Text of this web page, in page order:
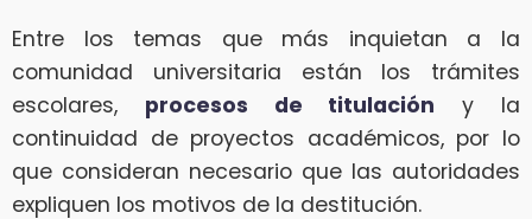
Entre los temas que más inquietan a la
comunidad universitaria están los trámites
escolares, procesos de titulación y la
continuidad de proyectos académicos, por lo
que consideran necesario que las autoridades
expliquen los motivos de la destitución.